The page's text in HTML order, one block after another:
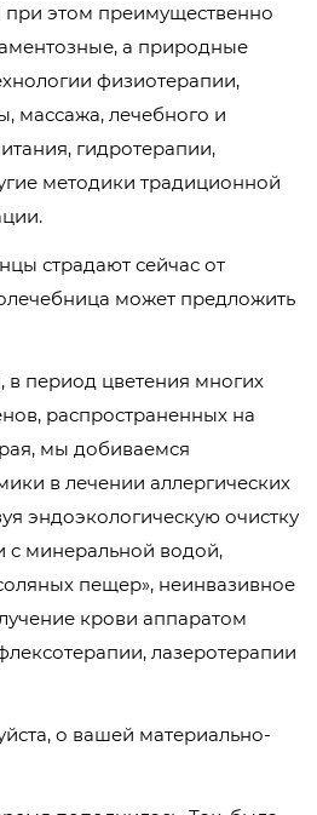
при этом преимущественно
а природные
физиотерапии,
массажа, лечебного и
гидротерапии,
методики традиционной
страдают сейчас от
может предложить
период цветения многих
распространенных на
мы добиваемся
в лечении аллергических
эндоэкологическую очистку
с минеральной водой,
пещер», неинвазивное
крови аппаратом
лазеротерапии
о вашей материально-